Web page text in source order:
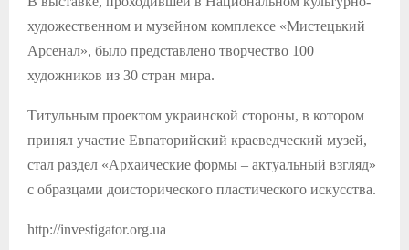
художественном и музейном комплексе «Мистецький
Арсенал», было представлено творчество 100
художников из 30 стран мира.
Титульным проектом украинской стороны, в котором
принял участие Евпаторийский краеведческий музей,
стал раздел «Архаические формы – актуальный взгляд»
с образцами доисторического пластического искусства.
http://investigator.org.ua